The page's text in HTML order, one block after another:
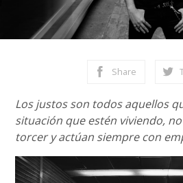
Share
Los justos son todos aquellos
situación que estén viviendo,
torcer y actúan siempre con